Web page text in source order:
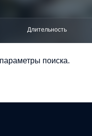
Длительность
поиска.